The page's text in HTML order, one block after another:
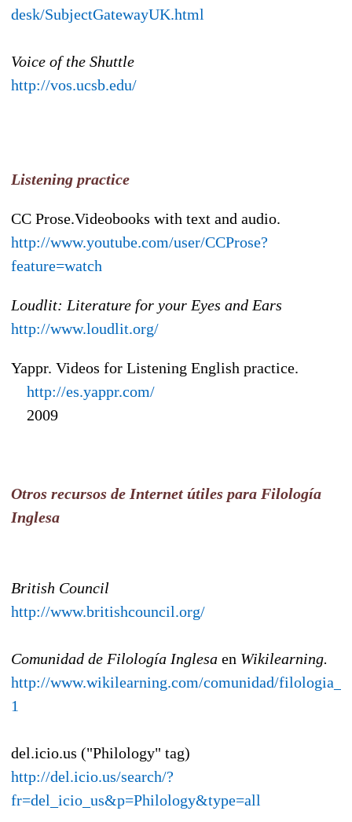
desk/SubjectGatewayUK.html
Voice of the Shuttle
http://vos.ucsb.edu/
Listening practice
CC Prose.Videobooks with text and audio.
http://www.youtube.com/user/CCProse?
feature=watch
Loudlit: Literature for your Eyes and Ears
http://www.loudlit.org/
Yappr. Videos for Listening English practice.
http://es.yappr.com/
2009
Otros recursos de Internet útiles para Filología
Inglesa
British Council
http://www.britishcouncil.org/
Comunidad de Filología Inglesa en Wikilearning.
http://www.wikilearning.com/comunidad/
1
del.icio.us ("Philology" tag)
http://del.icio.us/search/?
fr=del_icio_us&p=Philology&type=all